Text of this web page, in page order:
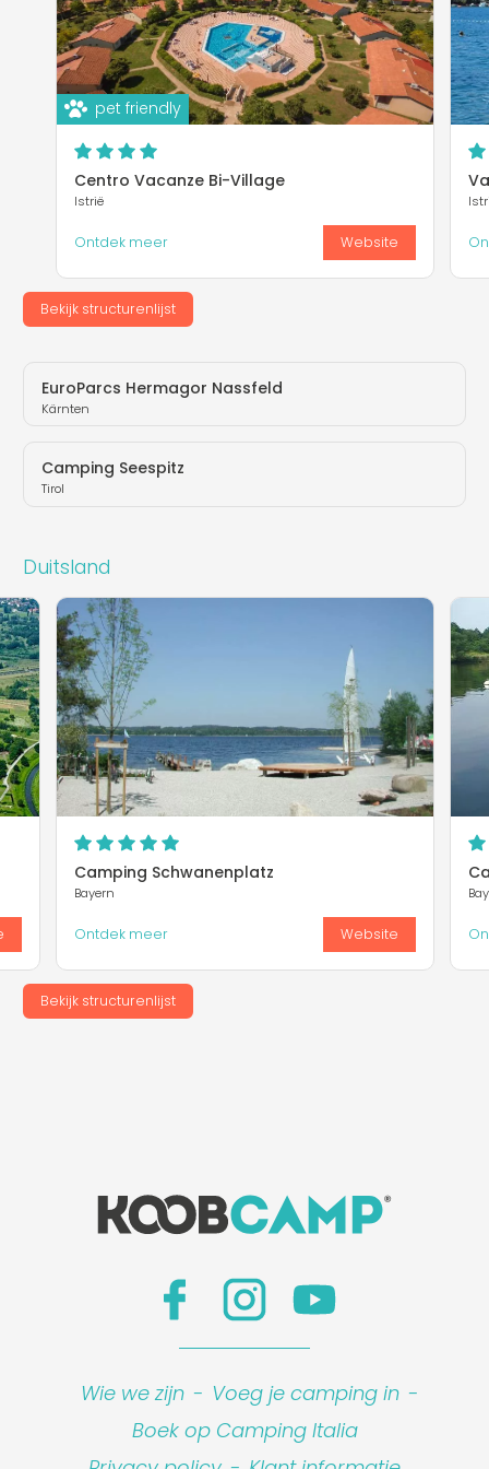
pet friendly
Centro Vacanze Bi-Village
Istrië
Ontdek meer Website
Bekijk structurenlijst
EuroParcs Hermagor Nassfeld
Kärnten
Camping Seespitz
Tirol
Duitsland
Camping Schwanenplatz
Bayern
Ontdek meer Website
Bekijk structurenlijst
Wie we zijn - Voeg je camping in -
Boek op Camping Italia